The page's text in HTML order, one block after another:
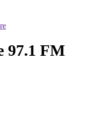
97.1 FM